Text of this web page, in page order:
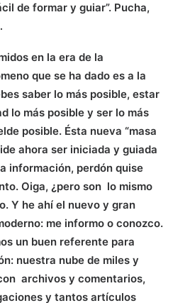
de formar y guiar”. Pucha,
en la era de la
que se ha dado es a la
saber lo más posible, estar
lo más posible y ser lo más
posible. Ésta nueva “masa
ahora ser iniciada y guiada
información, perdón quise
Oiga, ¿pero son lo mismo
Y he ahí el nuevo y gran
me informo o conozco.
un buen referente para
nuestra nube de miles y
archivos y comentarios,
y tantos artículos